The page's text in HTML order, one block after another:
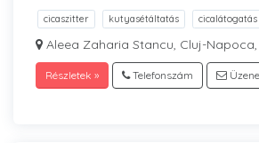
cicaszitter kutyasétáltatás cicalátogatás
Aleea Zaharia Stancu, Cluj-
Részletek » Telefonszám